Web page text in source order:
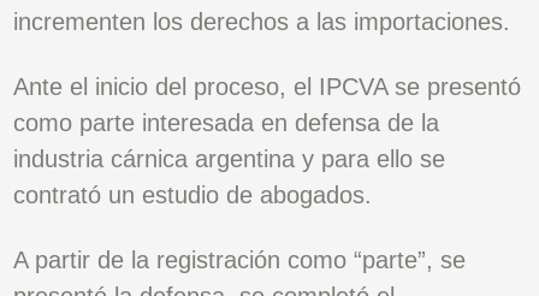
incrementen los derechos a las importaciones.
Ante el inicio del proceso, el IPCVA se presentó
como parte interesada en defensa de la
industria cárnica argentina y para ello se
contrató un estudio de abogados.
A partir de la registración como “parte”, se